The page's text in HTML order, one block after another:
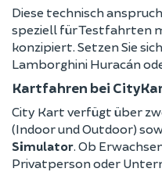
Diese technisch
speziell für Testfahrten
konzipiert. Setzen Sie
Lamborghini Huracán
Kartfahren bei
City Kart verfügt über
(Indoor und Outdoor)
Simulator. Ob
Privatperson oder